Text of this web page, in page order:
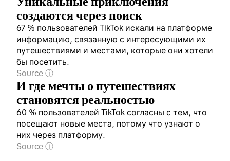
создаются через поиск
67 % пользователей TikTok искали на платформе
информацию, связанную с интересующими их
путешествиями и местами, которые они хотели
бы посетить.
Source
И где мечты о путешествиях
становятся реальностью
60 % пользователей TikTok согласны с тем, что
посещают новые места, потому что узнают о
них через платформу.
Source